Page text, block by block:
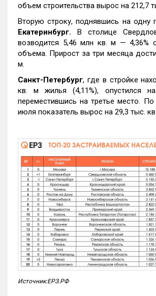
объем строительства вырос на 212,7
Вторую строку, поднявшись на одну
Екатеринбург. В столице
возводится 5,46 млн кв. м — 4,36%
объема. Прирост за три месяца
м.
Санкт-Петербург, где в стройке
кв. м жилья (4,11%), опустился
переместившись на третье место.
июля показатель вырос на 29,3 тыс.
Источник:ЕРЗ.РФ